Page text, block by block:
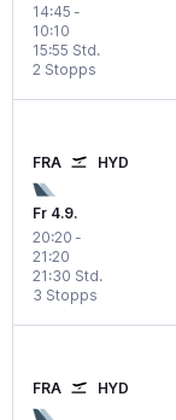
14:45 -
10:10
2 Stopps
15:55 Std.
FRA HYD
Fr 4.9.
20:20 -
21:20
3 Stopps
21:30 Std.
FRA HYD